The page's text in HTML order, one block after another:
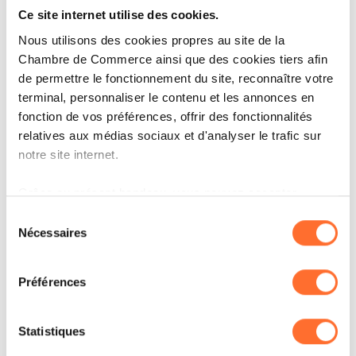
Ce site internet utilise des cookies.
Nous utilisons des cookies propres au site de la
Chambre de Commerce ainsi que des cookies tiers afin
de permettre le fonctionnement du site, reconnaître votre
terminal, personnaliser le contenu et les annonces en
fonction de vos préférences, offrir des fonctionnalités
relatives aux médias sociaux et d'analyser le trafic sur
notre site internet.
Grâce au présent bandeau, vous pouvez accepter,
à l’exception des cookies strictement nécessaires au
fonctionnement du site. Une description des différents
cookies est accessible sous l’onglet « Détails » ci-
dessus.
Il est précisé que la navigation sur le site et certaines
fonctionnalités (ex : lecture de vidéos, partage sur les
Nécessaires
Préférences
Statistiques
CORPORATE NEWS
EURASIAN RESOURCES GROUP
SHOWCASES HOW AI AND
TRANSFORMING METALS